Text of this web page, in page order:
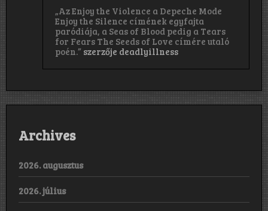
„Az Enjoy the Violence a Depeche Mode
Enjoy the Silence címének egyfajta
paródiája, a Seas of Blood pedig a Tears
for Fears The Seeds of Love címére utaló
poén.” szerzője deadlyillness
Archives
2026. augusztus
2026. július